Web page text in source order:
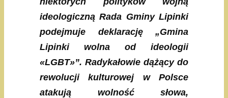
ideologiczną Rada Gminy Lipinki
podejmuje deklarację „Gmina
Lipinki wolna od ideologii
«LGBT»”. Radykałowie dążący do
rewolucji kulturowej w Polsce
atakują wolność słowa,